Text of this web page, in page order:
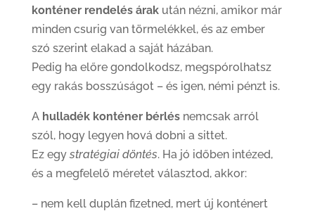
konténer rendelés árakután nézni, amikor már
minden csurig van törmelékkel, és az ember
szó szerint elakad a saját házában.
Pedig ha előre gondolkodsz, megspórolhatsz
egy rakás bosszúságot – és igen, némi pénzt is.
A hulladék konténer bérlésnemcsak arról
szól, hogy legyen hová dobni a sittet.
Ez egy stratégiai döntés. Ha jó időben intézed,
és a megfelelő méretet választod, akkor:
– nem kell duplán fizetned, mert új konténert